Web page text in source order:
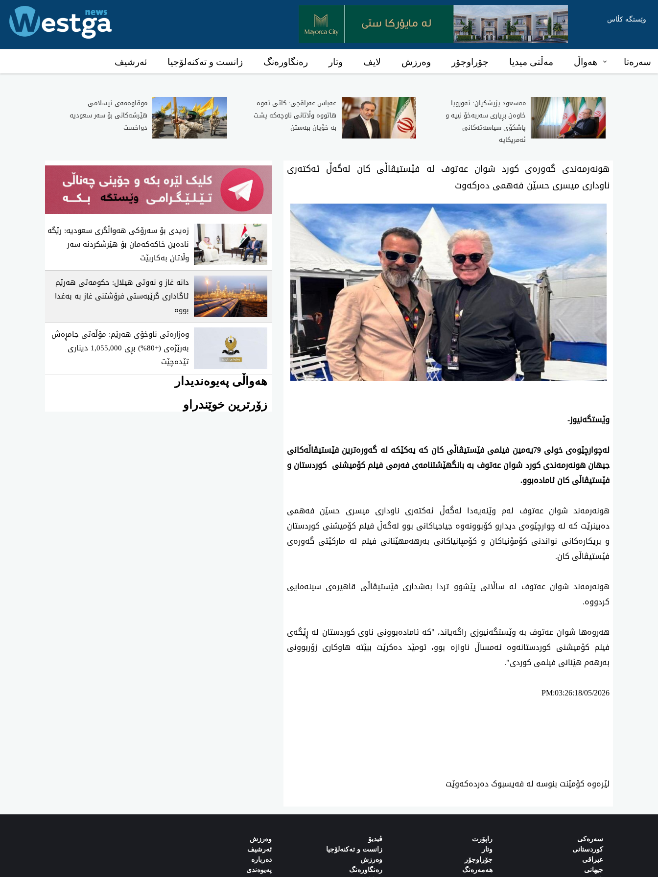
وێستگە کڵاس
سەرەتا هەواڵ مەڵتی میدیا جۆراوجۆر وەرزش لایف وتار رەنگاورەنگ زانست و تەکنەلۆجیا ئەرشیف
مەسعود پزیشکیان: ئەوروپا
خاوەن بڕیاری سەربەخۆ نییە و
پاشکۆی سیاسەتەکانی
ئەمریکایە
عەباس عەراقچی: کاتی ئەوە
هاتووە وڵاتانی ناوچەکە پشت
بە خۆیان ببەستن
موقاوەمەی ئیسلامی
هێرشەکانی بۆ سەر سعودیە
دواخست
هونەرمەندی گەورەی کورد شوان عەتوف لە فێستیڤاڵی کان لەگەڵ ئەکتەری
ناوداری میسری حسێن فەهمی دەرکەوت
وێستگەنیوز-
فێستیڤاڵی کان ئامادەبوو.
فێستیڤاڵی کان.
کردووە.
بەرهەم هێنانی فیلمی کوردی".
PM:03:26:18/05/2026
لێرەوە کۆمێنت بنوسە لە فەیسبوک دەردەکەوێت
زەیدی بۆ سەرۆکی هەواڵگری سعودیە: رێگە
نادەین خاکەکەمان بۆ هێرشکردنە سەر
وڵاتان بەکاربێت
دانە غاز و نەوتی هیلال: حکومەتی هەرێم
ئاگاداری گرێبەستی فرۆشتنی غاز بە بەغدا
بووە
وەزارەتی ناوخۆی هەرێم: مۆڵەتی جامڕەش
بەرێژەی (+80%) بڕی 1,055,000 دیناری
تێدەچێت
هەواڵی پەیوەندیدار
زۆرترین خوێندراو
سەرەکی
کوردستانی
‌‌عیراقی‌
‌‌جیهانی‌
راپۆرت
وتار
جۆراوجۆر
هەمەرەنگ
ڤیدیۆ
زانست و تەکنەلۆجیا
وەرزش
رەنگاورەنگ
وەرزش‌
ئەرشیف
دەربارە‌
پەیوەندی‌